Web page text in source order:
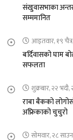
संखुवासभाका
सम्ममानित
आइतवार, १९
बर्दिवासको घाम
सफलता
शुक्रबार, २२
राबा बैकको
अफ्रिकाको चुचुरो
सोमवार, २८